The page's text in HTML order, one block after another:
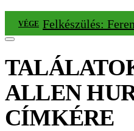
VÉGE Felkészülés:
ALLEN
CÍMKÉRE